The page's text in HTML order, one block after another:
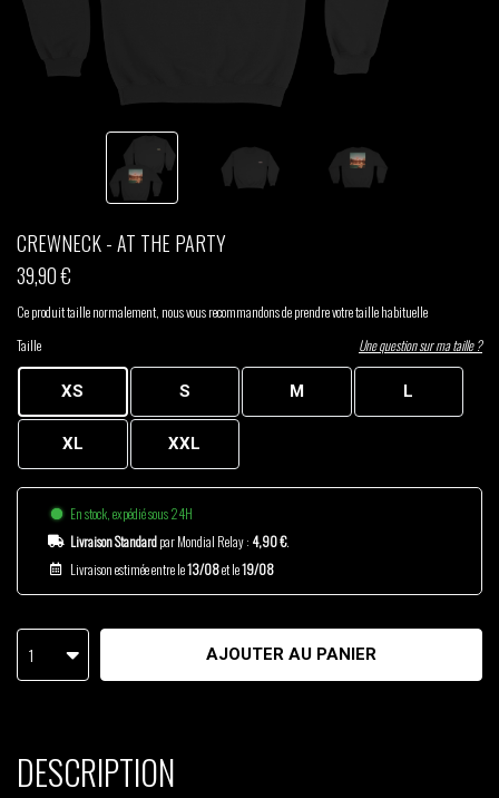
THOM DRAFT
TSHEGUE
YODELICE
CREWNECK - AT THE PARTY
39,90 €
Ce produit taille normalement, nous vous recommandons de prendre votre taille habituelle
Taille
Une question sur ma taille ?
XS S M L
XL XXL
En stock, expédié sous 24H
Livraison Standardpar Mondial Relay : 4,90 €.
Livraison estimée entre le13/08et le19/08
1 AJOUTER AU PANIER
DESCRIPTION